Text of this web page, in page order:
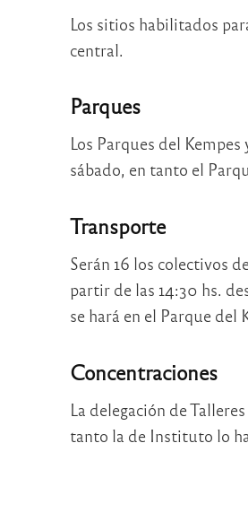
Los sitios habilitados
central.
Parques
Los Parques del
sábado, en tanto el
Transporte
Serán 16 los colectivos
partir de las 14:30 hs.
se hará en el Parque del
Concentraciones
La delegación de
tanto la de Instituto lo